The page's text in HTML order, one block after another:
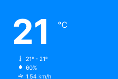
21 ℃
21º - 21º
60%
1.54 km/h